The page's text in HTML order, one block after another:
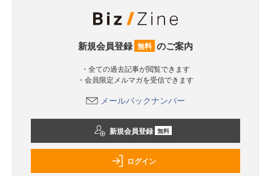
新規会員登録 無料 のご案内
・全ての過去記事が閲覧できます
・会員限定メルマガを受信できます
メールバックナンバー
新規会員登録 無料
ログイン